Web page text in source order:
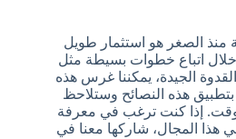
منذ الصغر هو استثمار طويل
اتباع خطوات بسيطة مثل
الجيدة، يمكننا غرس هذه
بتطبيق هذه النصائح وستلاحظ
إذا كنت ترغب في معرفة
هذا المجال، شاركها معنا في